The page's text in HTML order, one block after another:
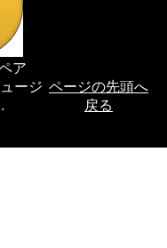
ページの先頭へ
戻る
ア
ージ